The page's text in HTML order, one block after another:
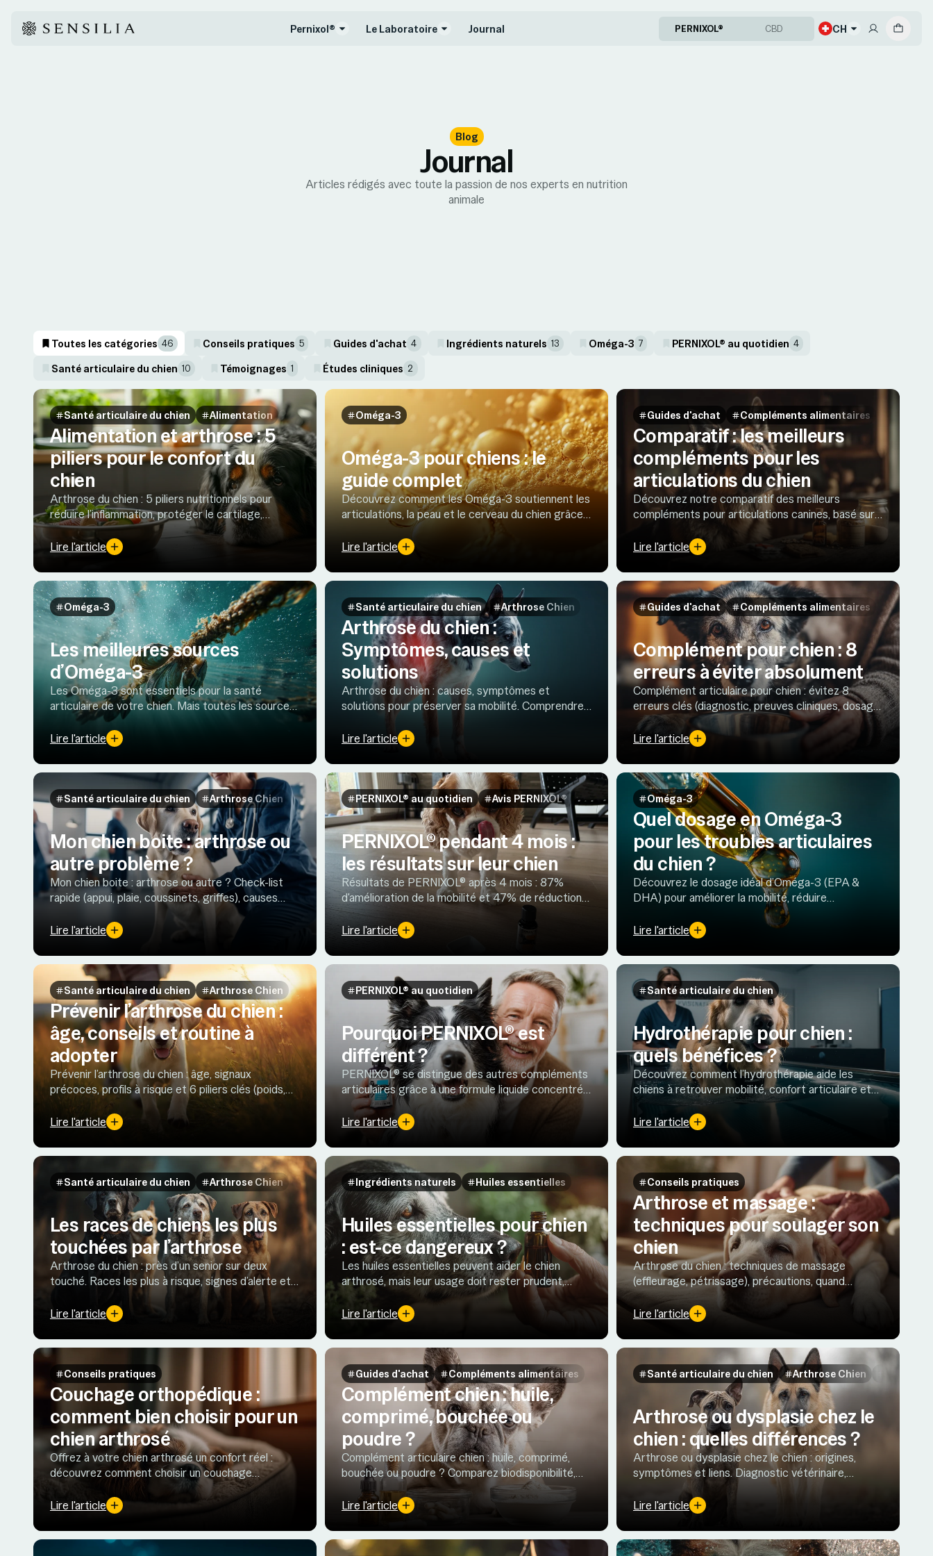
Pernixol® Le Laboratoire Journal PERNIXOL® CBD CH
Blog
Journal
Articles rédigés avec toute la passion de nos experts en nutrition
animale
Toutes les catégories 46 Conseils pratiques 5 Guides d'achat 4 Ingrédients naturels 13 Oméga-3 7 PERNIXOL® au quotidien 4
Santé articulaire du chien 10 Témoignages 1 Études cliniques 2
Santé articulaire du chien Alimentation
Alimentation et arthrose : 5
piliers pour le confort du
chien
Arthrose du chien : 5 piliers nutritionnels pour
réduire l’inflammation, protéger le cartilage,
préserver la masse musculaire, soutenir le
microbiote et gérer le poids.
Lire l'article
Oméga-3
Oméga-3 pour chiens : le
guide complet
Découvrez comment les Oméga-3 soutiennent les
articulations, la peau et le cerveau du chien grâce à
des sources efficaces, des dosages adaptés et la
science.
Lire l'article
Guides d'achat Compléments alimentaires
Comparatif : les meilleurs
compléments pour les
articulations du chien
Découvrez notre comparatif des meilleurs
compléments pour articulations canines, basé sur
des études récentes. Solutions naturelles
efficaces et limites des ingrédients populaires.
Lire l'article
Oméga-3
Les meilleures sources
d’Oméga-3
Les Oméga-3 sont essentiels pour la santé
articulaire de votre chien. Mais toutes les sources
se valent-elles ? Décryptage des sources
végétales et marines EPA/DHA et leurs effets.
Lire l'article
Santé articulaire du chien Arthrose Chien
Arthrose du chien :
Symptômes, causes et
solutions
Arthrose du chien : causes, symptômes et
solutions pour préserver sa mobilité. Comprendre,
détecter tôt et agir pour soulager naturellement
les douleurs articulaires.
Lire l'article
Guides d'achat Compléments alimentaires
Complément pour chien : 8
erreurs à éviter absolument
Complément articulaire pour chien : évitez 8
erreurs clés (diagnostic, preuves cliniques, dosage,
Oméga-3, qualité labo) pour un choix sûr, efficace
et adapté à votre compagnon.
Lire l'article
Santé articulaire du chien Arthrose Chien
Mon chien boite : arthrose ou
autre problème ?
Mon chien boite : arthrose ou autre ? Check-list
rapide (appui, plaie, coussinets, griffes), causes
fréquentes, urgences et quand consulter, +
prévention et soulagement.
Lire l'article
PERNIXOL® au quotidien Avis PERNIXOL®
PERNIXOL® pendant 4 mois :
les résultats sur leur chien
Résultats de PERNIXOL® après 4 mois : 87%
d'amélioration de la mobilité et 47% de réduction
des médicaments. Avis et statistiques réels de
propriétaires de chiens arthrosés.
Lire l'article
Oméga-3
Quel dosage en Oméga-3
pour les troubles articulaires
du chien ?
Découvrez le dosage idéal d’Oméga-3 (EPA &
DHA) pour améliorer la mobilité, réduire
l’inflammation et préserver les articulations de
votre chien au quotidien.
Lire l'article
Santé articulaire du chien Arthrose Chien
Prévenir l’arthrose du chien :
âge, conseils et routine à
adopter
Prévenir l’arthrose du chien : âge, signaux
précoces, profils à risque et 6 piliers clés (poids,
environnement, activité, nutrition, suivi vétérinaire,
stérilisation).
Lire l'article
PERNIXOL® au quotidien
Pourquoi PERNIXOL® est
différent ?
PERNIXOL® se distingue des autres compléments
articulaires grâce à une formule liquide concentrée
en Oméga-3 et huile de moule verte dont
l'efficacité est prouvée.
Lire l'article
Santé articulaire du chien
Hydrothérapie pour chien :
quels bénéfices ?
Découvrez comment l’hydrothérapie aide les
chiens à retrouver mobilité, confort articulaire et
masse musculaire grâce aux bienfaits de l’eau.
Lire l'article
Santé articulaire du chien Arthrose Chien
Les races de chiens les plus
touchées par l’arthrose
Arthrose du chien : près d’un senior sur deux
touché. Races les plus à risque, signes d’alerte et
gestes clés pour préserver la mobilité au
quotidien.
Lire l'article
Ingrédients naturels Huiles essentielles
Huiles essentielles pour chien
: est-ce dangereux ?
Les huiles essentielles peuvent aider le chien
arthrosé, mais leur usage doit rester prudent,
encadré par un vétérinaire et jamais en
automédication.
Lire l'article
Conseils pratiques
Arthrose et massage :
techniques pour soulager son
chien
Arthrose du chien : techniques de massage
(effleurage, pétrissage), précautions, quand
consulter, hydrothérapie, TENS et Oméga-3 pour
apaiser douleur et soutenir la mobilité.
Lire l'article
Conseils pratiques
Couchage orthopédique :
comment bien choisir pour un
chien arthrosé
Offrez à votre chien arthrosé un confort réel :
découvrez comment choisir un couchage
orthopédique qui soulage la douleur et améliore
son sommeil.
Lire l'article
Guides d'achat Compléments alimentaires
Complément chien : huile,
comprimé, bouchée ou
poudre ?
Complément articulaire chien : huile, comprimé,
bouchée ou poudre ? Comparez biodisponibilité,
efficacité et tolérance des formes pour Oméga-3,
plantes et actifs clés.
Lire l'article
Santé articulaire du chien Arthrose Chien
Arthrose ou dysplasie chez le
chien : quelles différences ?
Arthrose ou dysplasie chez le chien : origines,
symptômes et liens. Diagnostic vétérinaire,
prévention (poids, activité) et rôle des Oméga-3
pour préserver la mobilité.
Lire l'article